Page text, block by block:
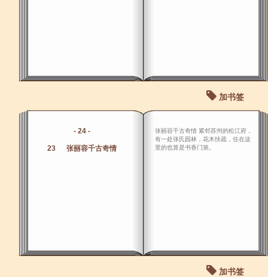
加书签
- 24 -
23 张丽容千古奇情
张丽容千古奇情 紧邻苏州的松江府，
有一处张氏园林，花木扶疏，住在这
里的也算是书香门第。
加书签